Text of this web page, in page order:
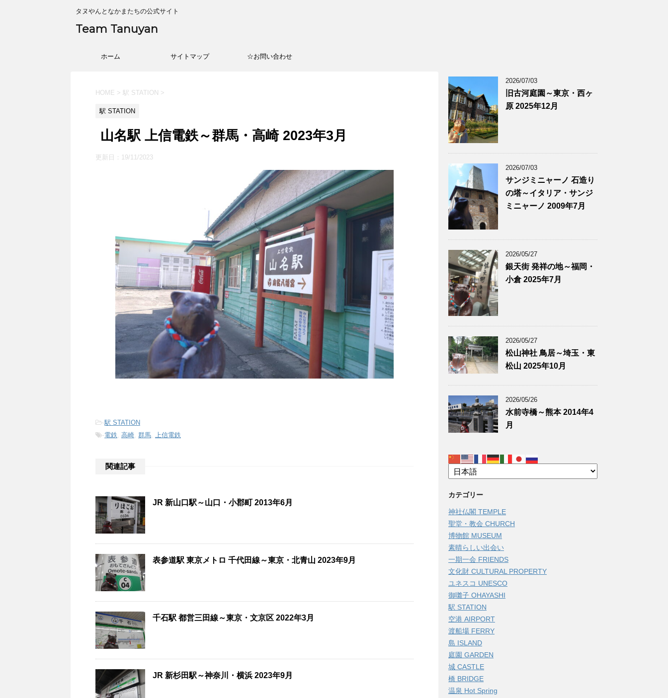
タヌやんとなかまたちの公式サイト
Team Tanuyan
ホーム サイトマップ ☆お問い合わせ
HOME > 駅 STATION >
駅 STATION
山名駅 上信電鉄～群馬・高崎 2023年3月
更新日： 19/11/2023
-駅 STATION
-電鉄 高崎 群馬 上信電鉄
関連記事
JR 新山口駅～山口・小郡町 2013年6月
表参道駅 東京メトロ 千代田線～東京・北青山 2023年9月
千石駅 都営三田線～東京・文京区 2022年3月
JR 新杉田駅～神奈川・横浜 2023年9月
2026/07/03
旧古河庭園～東京・西ヶ
原 2025年12月
2026/07/03
サンジミニャーノ 石造り
の塔～イタリア・サンジ
ミニャーノ 2009年7月
2026/05/27
銀天街 発祥の地～福岡・
小倉 2025年7月
2026/05/27
松山神社 鳥居～埼玉・東
松山 2025年10月
2026/05/26
水前寺橋～熊本 2014年4
月
カテゴリー
神社仏閣 TEMPLE
聖堂・教会 CHURCH
博物館 MUSEUM
素晴らしい出会い
一期一会 FRIENDS
文化財 CULTURAL PROPERTY
ユネスコ UNESCO
御囃子 OHAYASHI
駅 STATION
空港 AIRPORT
渡船場 FERRY
島 ISLAND
庭園 GARDEN
城 CASTLE
橋 BRIDGE
温泉 Hot Spring